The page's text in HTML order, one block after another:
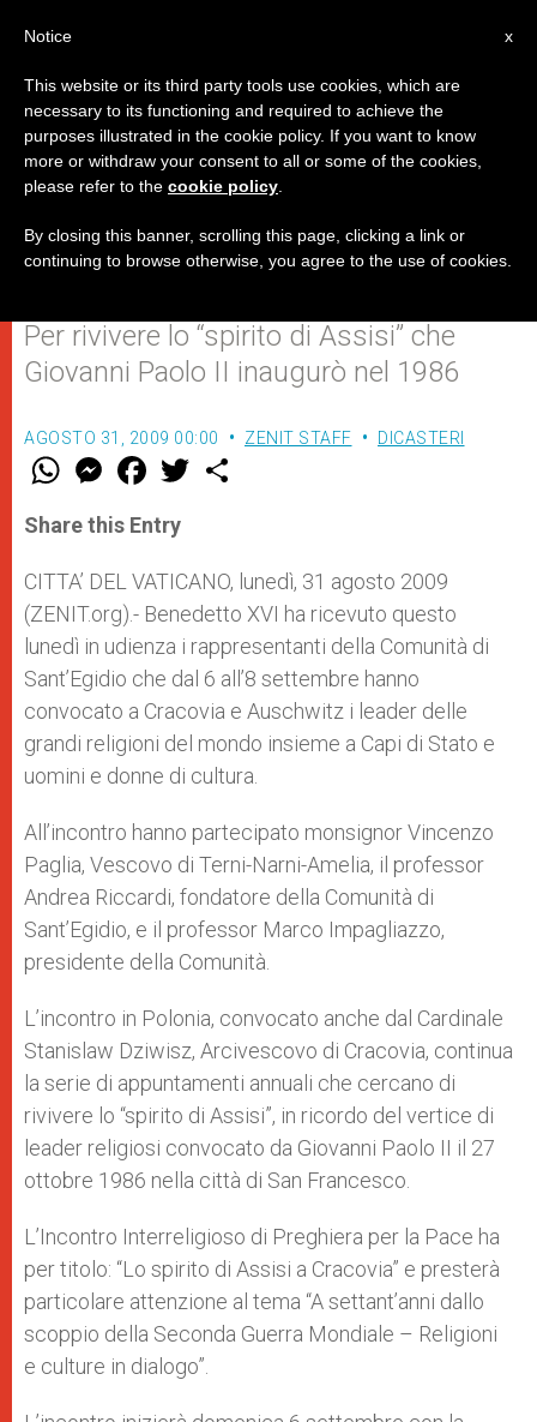
Il Papa con Sant'Egidio in vista
dell'incontro a Cracovia e
Auschwitz
Per rivivere lo “spirito di Assisi” che
Giovanni Paolo II inaugurò nel 1986
AGOSTO 31, 2009 00:00 ZENIT STAFF DICASTERI
W
t
s
p
p
M
e
s
e
g
e
r
F
a
e
b
o
k
w
r
Share this Entry
CITTA’ DEL VATICANO, lunedì, 31 agosto 2009
(ZENIT.org).- Benedetto XVI ha ricevuto questo
lunedì in udienza i rappresentanti della Comunità di
Sant’Egidio che dal 6 all’8 settembre hanno
convocato a Cracovia e Auschwitz i leader delle
grandi religioni del mondo insieme a Capi di Stato e
uomini e donne di cultura.
All’incontro hanno partecipato monsignor Vincenzo
Paglia, Vescovo di Terni-Narni-Amelia, il professor
Andrea Riccardi, fondatore della Comunità di
Sant’Egidio, e il professor Marco Impagliazzo,
presidente della Comunità.
L’incontro in Polonia, convocato anche dal Cardinale
Stanislaw Dziwisz, Arcivescovo di Cracovia, continua
la serie di appuntamenti annuali che cercano di
rivivere lo “spirito di Assisi”, in ricordo del vertice di
leader religiosi convocato da Giovanni Paolo II il 27
ottobre 1986 nella città di San Francesco.
L’Incontro Interreligioso di Preghiera per la Pace ha
per titolo: “Lo spirito di Assisi a Cracovia” e presterà
particolare attenzione al tema “A settant’anni dallo
scoppio della Seconda Guerra Mondiale – Religioni
e culture in dialogo”.
x
Notice
This website or its third party tools use cookies, which are
necessary to its functioning and required to achieve the
purposes illustrated in the cookie policy. If you want to know
more or withdraw your consent to all or some of the cookies,
please refer to the cookie policy
By closing this banner, scrolling this page, clicking a link or
continuing to browse otherwise, you agree to the use of cookies.